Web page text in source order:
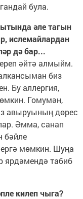
була.
әле тагын
ислемайлардан
дә бар...
әйтә алмыйм.
биз
Бу аллергия,
Гомумән,
авыруының дөрес
Әмма, санап
бәйле
мөмкин. Шуңа
ярдәмендә табиб
килеп чыга?